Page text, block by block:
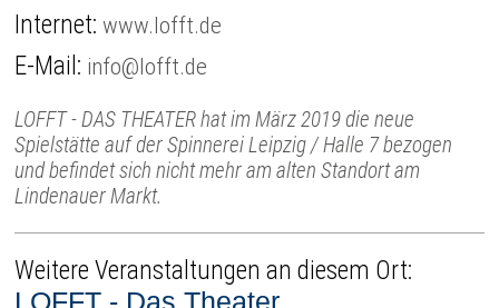
Internet:www.lofft.de
E-Mail: info@lofft.de
LOFFT - DAS THEATER hat im März 2019 die neue
Spielstätte auf der Spinnerei Leipzig / Halle 7 bezogen
und befindet sich nicht mehr am alten Standort am
Lindenauer Markt.
Weitere Veranstaltungen an diesem Ort:
LOFFT - Das Theater